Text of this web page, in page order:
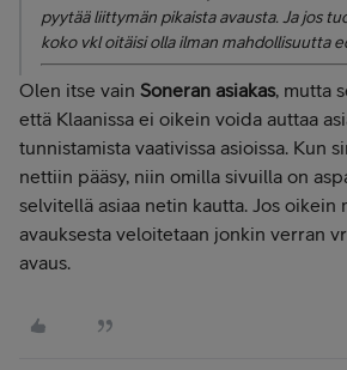
pyytää liittymän pikaista avausta. Ja jos
koko vkl oitäisi olla ilman mahdollisuutta
Olen itse vain Soneran asiakas, mutta
että Klaanissa ei oikein voida auttaa
tunnistamista vaativissa asioissa. Kun
nettiin pääsy, niin omilla sivuilla on
selvitellä asiaa netin kautta. Jos oikein
avauksesta veloitetaan jonkin verran
avaus.